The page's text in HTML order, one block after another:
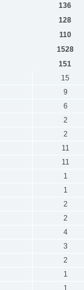
136
128
110
1528
151
15
9
6
2
2
11
11
1
1
2
2
4
3
2
1
1